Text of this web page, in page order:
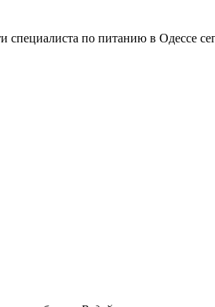
по питанию в Одессе